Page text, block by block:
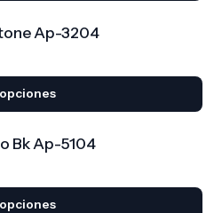
Ap-3204
Bk Ap-5104